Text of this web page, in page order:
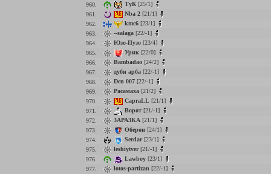
960.
ТуК [25/1]
961.
Nba 2 [21/1]
962.
kmc6 [23/1]
963.
--salaga [22/-1]
964.
Юзо-Пузо [23/4]
965.
Урик [22/0]
966.
Bambadao [24/2]
967.
дуби арба [22/-1]
968.
Den 007 [22/-1]
969.
Расамаха [21/2]
970.
CapraLL [21/1]
971.
Ворот [21/-1]
972.
3APA3KA [21/1]
973.
Оберон [24/1]
974.
Serdar[23/1]
975.
leshiytver[21/-1]
976.
Lawboy [23/1]
977.
lotos-partizan [22/-1]